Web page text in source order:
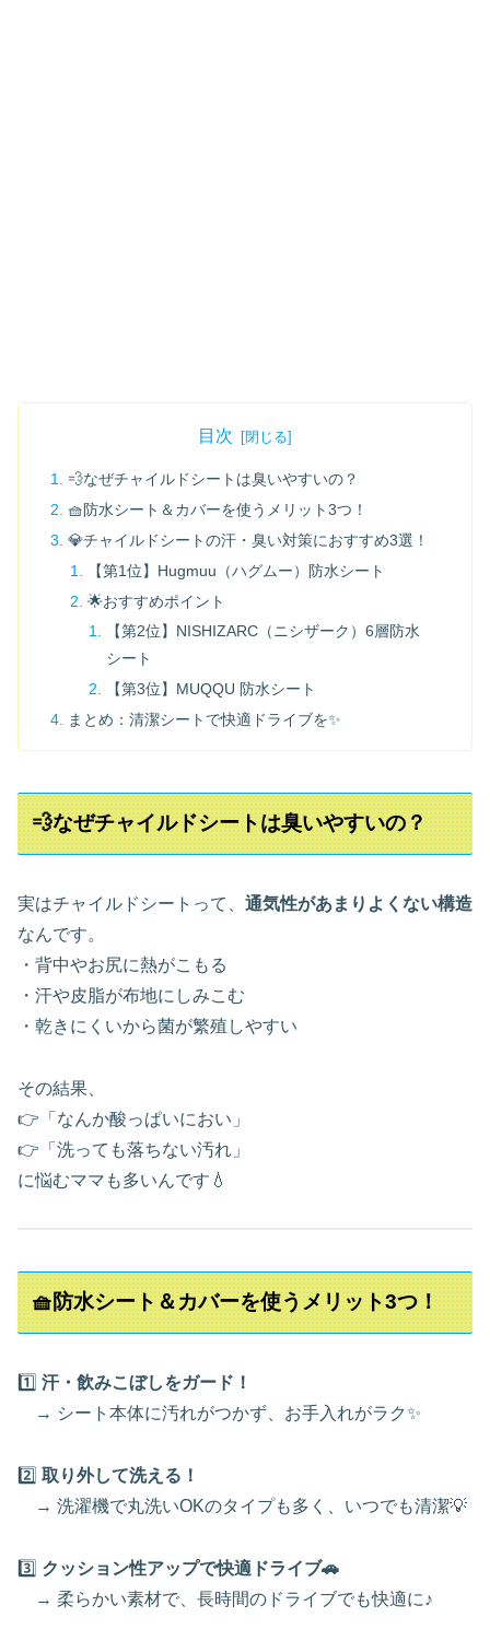
目次
💨なぜチャイルドシートは臭いやすいの？
🧺防水シート＆カバーを使うメリット3つ！
💎チャイルドシートの汗・臭い対策におすすめ3選！
【第1位】Hugmuu（ハグムー）防水シート
🌟おすすめポイント
【第2位】NISHIZARC（ニシザーク）6層防水
シート
【第3位】MUQQU 防水シート
まとめ：清潔シートで快適ドライブを✨
💨なぜチャイルドシートは臭いやすいの？
実はチャイルドシートって、 通気性があまりよくない構造
なんです。
・背中やお尻に熱がこもる
・汗や皮脂が布地にしみこむ
・乾きにくいから菌が繁殖しやすい
その結果、
👉「なんか酸っぱいにおい」
👉「洗っても落ちない汚れ」
に悩むママも多いんです💧
🧺防水シート＆カバーを使うメリット3つ！
1️⃣ 汗・飲みこぼしをガード！
→ シート本体に汚れがつかず、お手入れがラク✨
2️⃣ 取り外して洗える！
→ 洗濯機で丸洗いOKのタイプも多く、いつでも清潔💡
3️⃣ クッション性アップで快適ドライブ🚗
→ 柔らかい素材で、長時間のドライブでも快適に♪